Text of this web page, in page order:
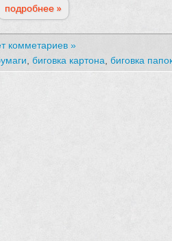
подробнее »
комметариев »
биговка картона биговка